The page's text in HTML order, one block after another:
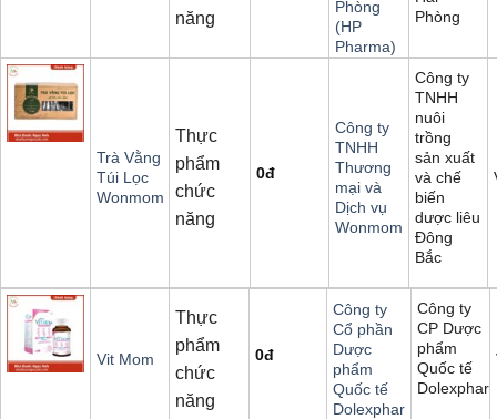
năng
Phòng
(HP
Pharma)
Phòng
Trà Vằng
Túi Lọc
Wonmom
Thực
phẩm
chức
năng
0đ
Công ty
TNHH
Thương
mại và
Dịch vụ
Wonmom
Công ty
TNHH
nuôi
trồng
sản xuất
và chế
biến
dược liêu
Đông
Bắc
Vit Mom
Thực
phẩm
chức
năng
0đ
Công ty
Cổ phần
Dược
phẩm
Quốc tế
Dolexphar
Công ty
CP Dược
phẩm
Quốc tế
Dolexphar